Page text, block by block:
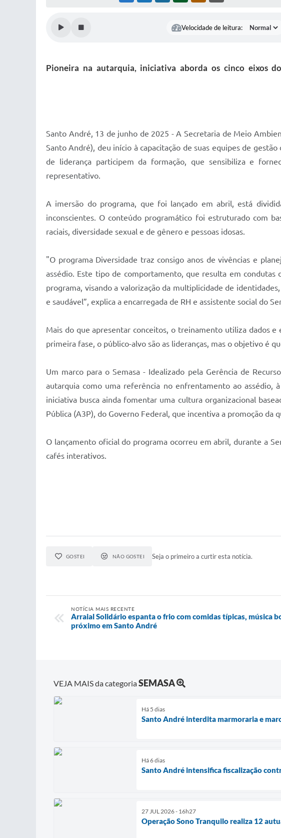
Velocidade de leitura:
Pioneira na autarquia, iniciativa aborda os cinco eixos
Santo André, 13 de junho de 2025 - A Secretaria de Meio
Santo André), deu início à capacitação de suas equipes de
de liderança participem da formação, que sensibiliza e
representativo.
A imersão do programa, que foi lançado em abril, está
inconscientes. O conteúdo programático foi estruturado com
raciais, diversidade sexual e de gênero e pessoas idosas.
"O programa Diversidade traz consigo anos de vivências e
assédio. Este tipo de comportamento, que resulta em
programa, visando a valorização da multiplicidade de
e saudável”, explica a encarregada de RH e assistente social do
Mais do que apresentar conceitos, o treinamento utiliza dados e
primeira fase, o público-alvo são as lideranças, mas o objetivo é
Um marco para o Semasa - Idealizado pela Gerência de
autarquia como uma referência no enfrentamento ao assédio,
iniciativa busca ainda fomentar uma cultura organizacional
Pública (A3P), do Governo Federal, que incentiva a promoção da
O lançamento oficial do programa ocorreu em abril, durante a
cafés interativos.
GOSTEI NÃO GOSTEI Seja o primeiro a curtir esta notícia.
NOTÍCIA MAIS RECENTE
Arraial Solidário espanta o frio com comidas típicas, música
próximo em Santo André
VEJA MAIS da categoriaSEMASA
Há 5 dias
Santo André interdita marmoraria e
Há 6 dias
Santo André intensifica fiscalização
27 JUL 2026 - 16h27
Operação Sono Tranquilo realiza 12